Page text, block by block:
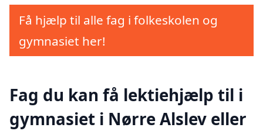
Få hjælp til alle fag i folkeskolen og
gymnasiet her!
Fag du kan få lektiehjælp til i
gymnasiet i Nørre Alslev eller